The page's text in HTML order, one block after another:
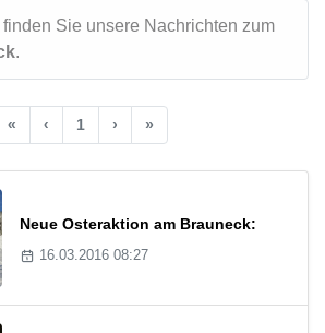
Sie unsere Nachrichten zum
.
« ‹ 1 › »
Neue Osteraktion am Brauneck:
16.03.2016 08:27